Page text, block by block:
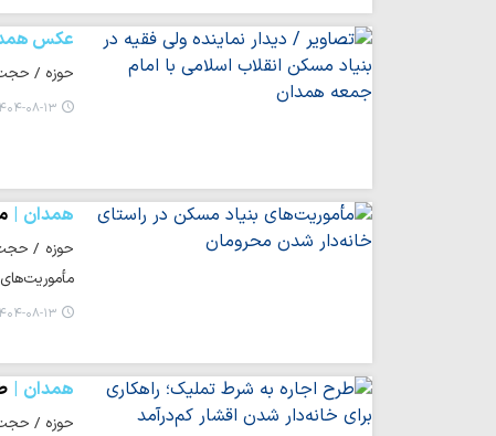
عکس
حوزه / حجت
۱۴۰۴-۰۸-۱۳
همدان
حوزه / حجت
۱۴۰۴-۰۸-۱۳
همدان
حوزه / حجت